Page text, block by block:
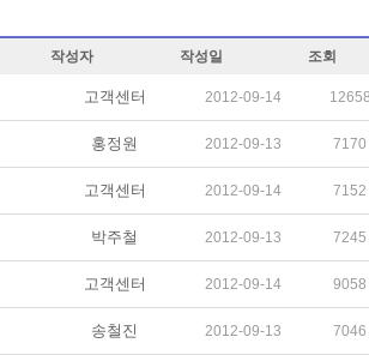
작성자 작성일 조회
고객센터 2012-09-14 12658
홍정원 2012-09-13 7170
고객센터 2012-09-14 7152
박주철 2012-09-13 7245
고객센터 2012-09-14 9058
송철진 2012-09-13 7046